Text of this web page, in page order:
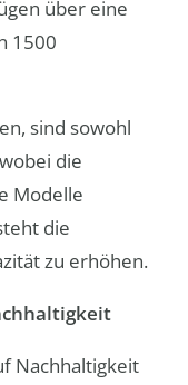
über eine
1500
sind sowohl
die
Modelle
die
zu erhöhen.
Nachhaltigkeit